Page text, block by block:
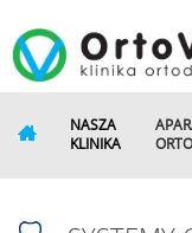
NASZA
KLINIKA